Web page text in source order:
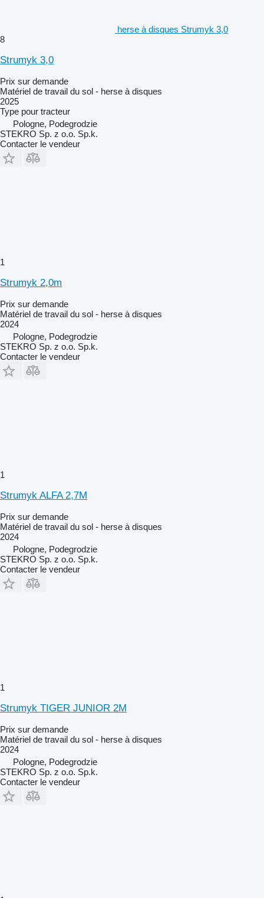
herse à disques Strumyk 3,0
8
Strumyk 3,0
Prix sur demande
Matériel de travail du sol - herse à disques
2025
Type pour tracteur
Pologne, Podegrodzie
STEKRO Sp. z o.o. Sp.k.
Contacter le vendeur
1
Strumyk 2,0m
Prix sur demande
Matériel de travail du sol - herse à disques
2024
Pologne, Podegrodzie
STEKRO Sp. z o.o. Sp.k.
Contacter le vendeur
1
Strumyk ALFA 2,7M
Prix sur demande
Matériel de travail du sol - herse à disques
2024
Pologne, Podegrodzie
STEKRO Sp. z o.o. Sp.k.
Contacter le vendeur
1
Strumyk TIGER JUNIOR 2M
Prix sur demande
Matériel de travail du sol - herse à disques
2024
Pologne, Podegrodzie
STEKRO Sp. z o.o. Sp.k.
Contacter le vendeur